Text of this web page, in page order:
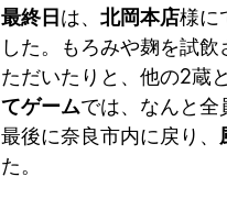
最終日は、 北岡本店様に
した。もろみや麹を試
ただいたりと、他の2蔵
てゲームでは、なんと
最後に奈良市内に戻り、
た。